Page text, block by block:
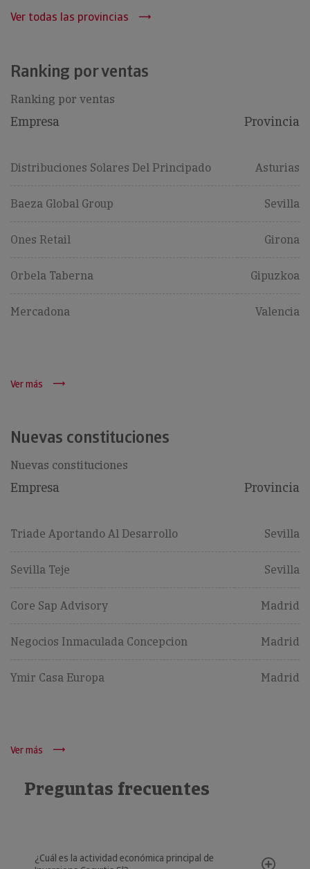
Ver todas las provincias
Ranking por ventas
Ranking por ventas
Empresa Provincia
Distribuciones Solares Del Principado Asturias
Baeza Global Group Sevilla
Ones Retail Girona
Orbela Taberna Gipuzkoa
Mercadona Valencia
Ver más
Nuevas constituciones
Nuevas constituciones
Empresa Provincia
Triade Aportando Al Desarrollo Sevilla
Sevilla Teje Sevilla
Core Sap Advisory Madrid
Negocios Inmaculada Concepcion Madrid
Ymir Casa Europa Madrid
Ver más
Preguntas frecuentes
¿Cuál es la actividad económica principal de